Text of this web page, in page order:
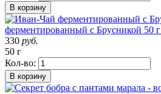
В корзину
ферментированный с Брусникой 50 г
330 руб.
50 г
Кол-во:
В корзину